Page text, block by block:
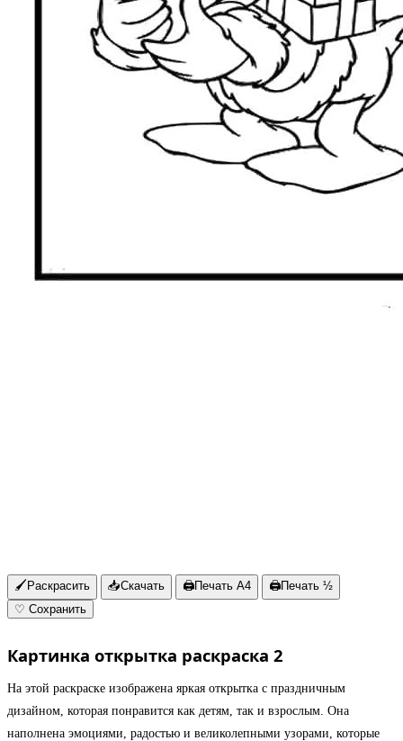
🖌 Раскрасить 📥Скачать 🖨Печать A4 🖨Печать ½
♡ Сохранить
Картинка открытка раскраска 2
На этой раскраске изображена яркая открытка с праздничным
дизайном, которая понравится как детям, так и взрослым. Она
наполнена эмоциями, радостью и великолепными узорами, которые